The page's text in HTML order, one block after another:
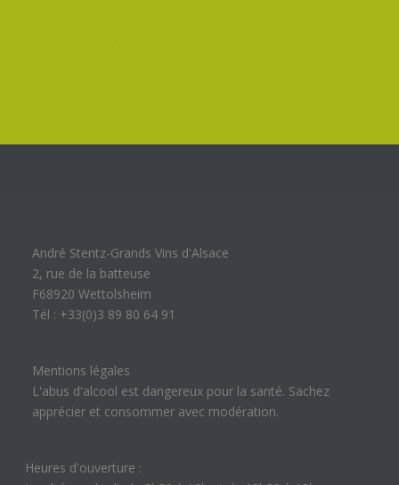
André Stentz-Grands Vins d'Alsace
2, rue de la batteuse
F68920 Wettolsheim
Tél : +33(0)3 89 80 64 91
Mentions légales
L'abus d'alcool est dangereux pour la santé. Sachez
apprécier et consommer avec modération.
Heures d'ouverture :